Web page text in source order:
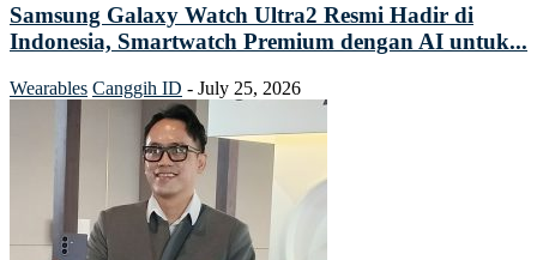
Samsung Galaxy Watch Ultra2 Resmi Hadir di
Indonesia, Smartwatch Premium dengan AI untuk...
Wearables Canggih ID - July 25, 2026